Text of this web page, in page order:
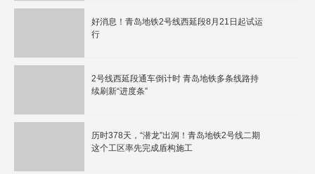
好消息！青岛地铁2号线西延段8月21日起试运
行
2号线西延段通车倒计时 青岛地铁多条线路持
续刷新“进度条”
历时378天，“潜龙”出洞！青岛地铁2号线二期
这个工区率先完成盾构施工